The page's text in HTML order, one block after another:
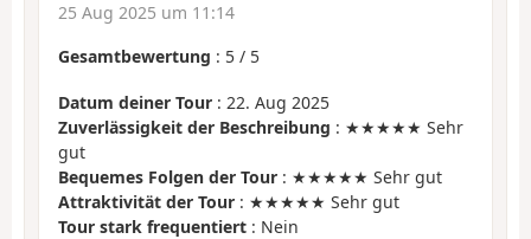
25 Aug 2025 um 11:14
Gesamtbewertung : 5 / 5
Datum deiner Tour : 22. Aug 2025
Zuverlässigkeit der Beschreibung : ★★★★★ Sehr
gut
Bequemes Folgen der Tour : ★★★★★ Sehr gut
Attraktivität der Tour : ★★★★★ Sehr gut
Tour stark frequentiert : Nein